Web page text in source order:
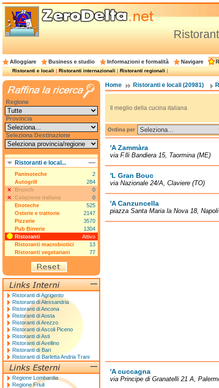
Alloggiare Business e studio Informazioni e formalità Navigare
Ristoranti e locali|Ristoranti internazionali|Ristoranti regionali|
Home Ristoranti e locali (20981)
Il meglio della cucina italiana
Ordina per
'A Zammàra
via F.lli Bandiera 15, Taormina (ME)
'L Gran Bouc
via Nazionale 24/A, Claviere (TO)
'A Canzuncella
piazza Santa Maria la Nova 18,
'A cuccagna
via Principe di Granatelli 21 A,
Regione
Provincia
Seleziona Destinazione
Ristoranti e local...
Paninoteche
2
Autogrill
284
Brunch
0
Colazione italiana
0
Enoteche
525
Osterie e trattorie
2147
Pizzerie
3570
Pub Birrerie
1304
Ristoranti
Attivo
Ristoranti macrobiotici
13
Ristoranti vegetariani
77
Ristoranti di Agrigento
Ristoranti di Alessandria
Ristoranti di Ancona
Ristoranti di Aosta
Ristoranti di Arezzo
Ristoranti di Ascoli Piceno
Ristoranti di Asti
Ristoranti di Avellino
Ristoranti di Bari
Ristoranti di Barletta Andria Trani
Regione Lombardia
Regione Friuli